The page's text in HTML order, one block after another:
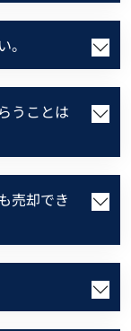
うことは
売却でき